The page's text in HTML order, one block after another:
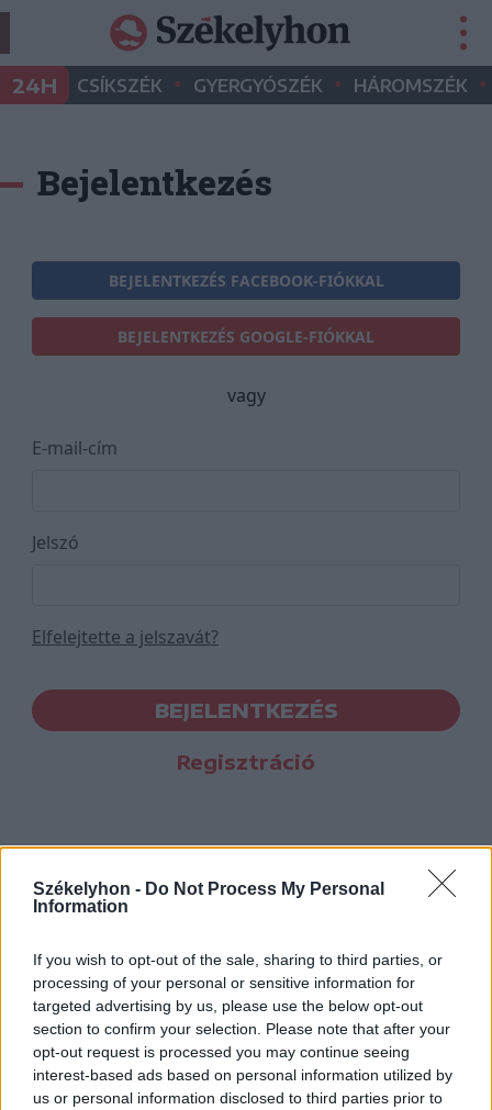
Székelyhon - Do Not Process My Personal
Information
If you wish to opt-out of the sale, sharing to third parties, or
processing of your personal or sensitive information for
targeted advertising by us, please use the below opt-out
section to confirm your selection. Please note that after your
opt-out request is processed you may continue seeing
interest-based ads based on personal information utilized by
us or personal information disclosed to third parties prior to
24H CSÍKSZÉK • GYERGYÓSZÉK • HÁROMSZÉK •
Bejelentkezés
BEJELENTKEZÉS FACEBOOK-FIÓKKAL
BEJELENTKEZÉS GOOGLE-FIÓKKAL
vagy
E-mail-cím
Jelszó
Elfelejtette a jelszavát?
BEJELENTKEZÉS
Regisztráció
Hasznos
Impresszum